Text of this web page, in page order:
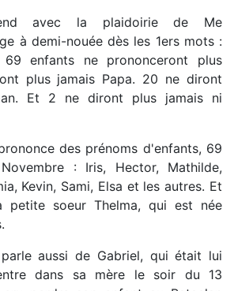
avec la plaidoirie de Me
à demi-nouée dès les 1ers mots :
enfants ne prononceront plus
plus jamais Papa. 20 ne diront
Et 2 ne diront plus jamais ni
des prénoms d'enfants, 69
: Iris, Hector, Mathilde,
Kevin, Sami, Elsa et les autres. Et
petite soeur Thelma, qui est née
aussi de Gabriel, qui était lui
dans sa mère le soir du 13